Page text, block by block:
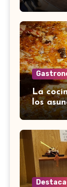
La
los